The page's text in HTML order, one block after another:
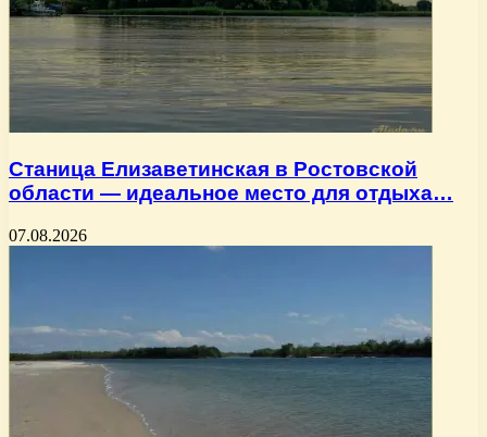
Станица Елизаветинская в Ростовской
области — идеальное место для отдыха…
07.08.2026